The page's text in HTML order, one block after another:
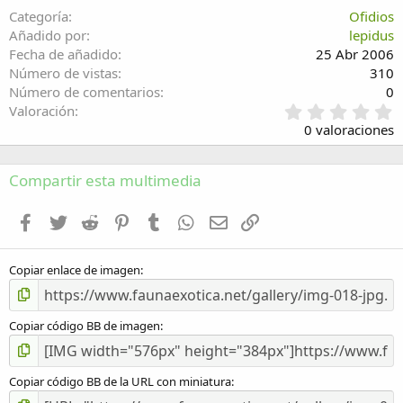
Categoría
Ofidios
Añadido por
lepidus
Fecha de añadido
25 Abr 2006
Número de vistas
310
Número de comentarios
0
Valoración
,
0
0
l
(
)
0 valoraciones
Compartir esta multimedia
Facebook
Twitter Reddit PinterestTumblr WhatsApp
Email
Copiar enlace de imagen
Copiar código BB de imagen
Copiar código BB de la URL con miniatura